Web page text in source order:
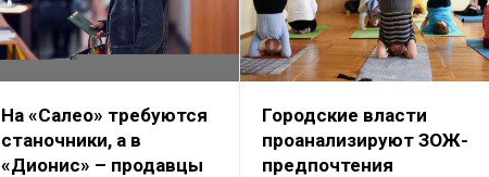
На «Салео» требуются
станочники, а в
«Дионис» – продавцы
Городские власти
проанализируют ЗОЖ-
предпочтения